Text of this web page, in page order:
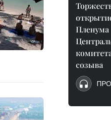
Пленума
созыва